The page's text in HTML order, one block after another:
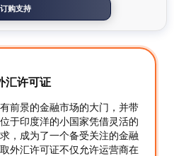
订购支持
汇许可证
前景的金融市场的大门，并带
于印度洋的小国家凭借灵活的
，成为了一个备受关注的金融
外汇许可证不仅允许运营商在